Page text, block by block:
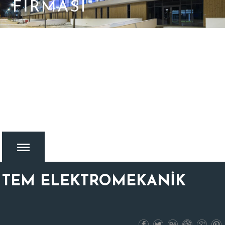
FIRMASI
TEM ELEKTROMEKANİK
MENU